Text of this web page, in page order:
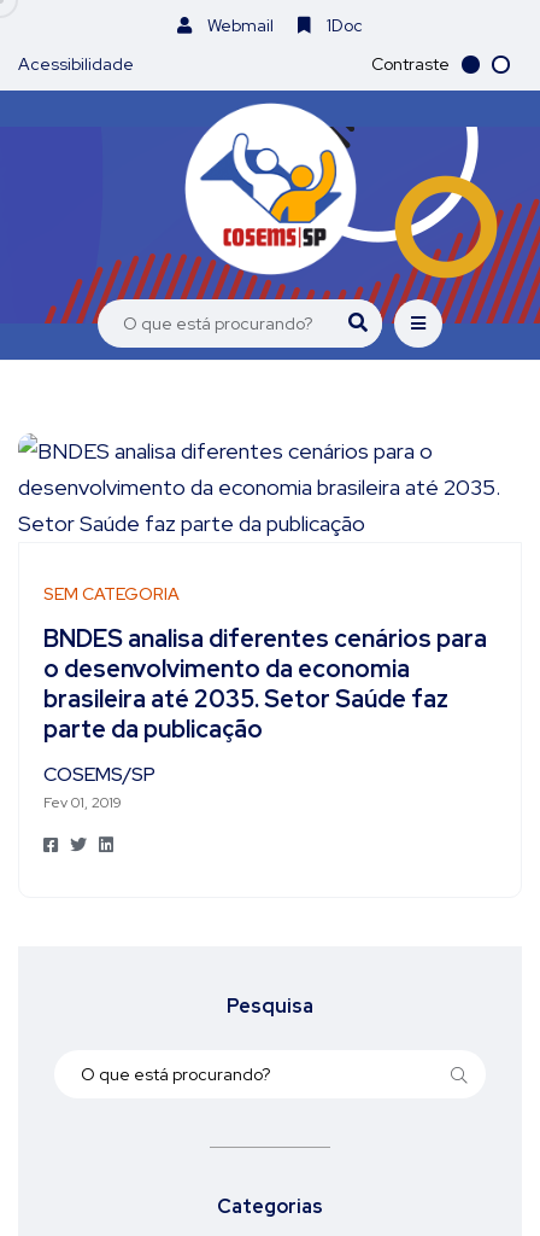
Webmail
1Doc
Acessibilidade
Contraste
SEM CATEGORIA
BNDES analisa diferentes cenários para
o desenvolvimento da economia
brasileira até 2035. Setor Saúde faz
parte da publicação
COSEMS/SP
Fev 01, 2019
Pesquisa
Categorias